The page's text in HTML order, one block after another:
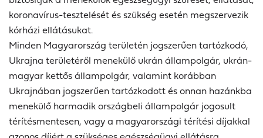
koronavírus-tesztelését és szükség esetén megszervezik
kórházi ellátásukat.
Minden Magyarország területén jogszerűen tartózkodó,
Ukrajna területéről menekülő ukrán állampolgár, ukrán-
magyar kettős állampolgár, valamint korábban
Ukrajnában jogszerűen tartózkodott és onnan hazánkba
menekülő harmadik országbeli állampolgár jogosult
térítésmentesen, vagy a magyarországi térítési díjakkal